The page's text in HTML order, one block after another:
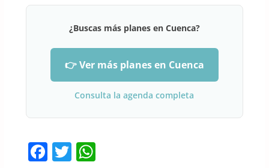
¿Buscas más planes en Cuenca?
👉 Ver más planes en Cuenca
Consulta la agenda completa
F T W